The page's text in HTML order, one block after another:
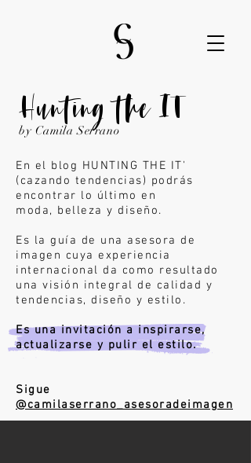
Hunting the IT
by Camila Serrano
En el blog HUNTING THE IT'
(cazando tendencias) podrás
encontrar lo último en
moda, belleza y diseño.
Es la guía de una asesora de
imagen cuya experiencia
internacional da como resultado
una visión integral de calidad y
tendencias, diseño y estilo.
Es una invitación a inspirarse,
actualizarse y pulir el estilo.
Sigue
@camilaserrano_asesoradeimagen